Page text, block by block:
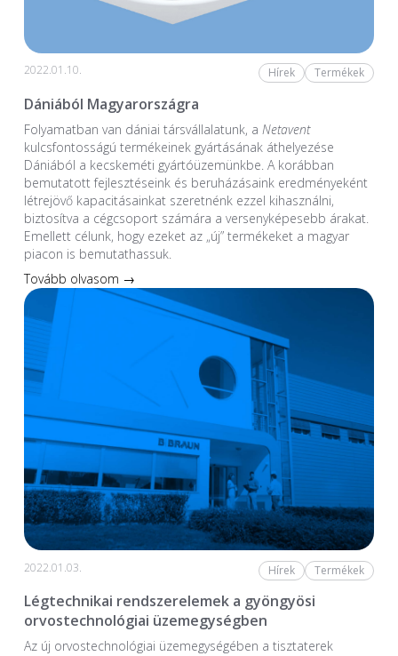
2022.01.10. Hírek Termékek
Dániából Magyarországra
Folyamatban van dániai társvállalatunk, a Netavent
kulcsfontosságú termékeinek gyártásának áthelyezése
Dániából a kecskeméti gyártóüzemünkbe. A korábban
bemutatott fejlesztéseink és beruházásaink eredményeként
létrejövő kapacitásainkat szeretnénk ezzel kihasználni,
biztosítva a cégcsoport számára a versenyképesebb árakat.
Emellett célunk, hogy ezeket az „új” termékeket a magyar
piacon is bemutathassuk.
Tovább olvasom →
2022.01.03. Hírek Termékek
Légtechnikai rendszerelemek a gyöngyösi
orvostechnológiai üzemegységben
Az új orvostechnológiai üzem­egységében a tiszta­terek